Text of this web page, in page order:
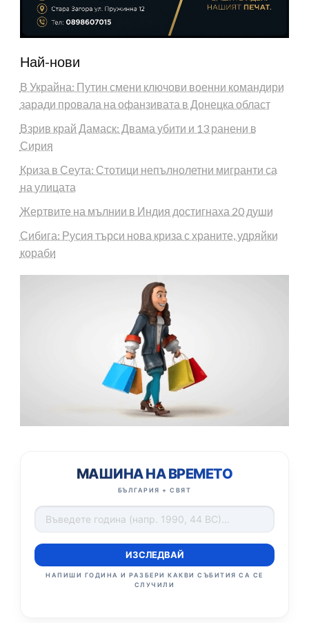
Най-нови
В Украйна: Путин смени ключови военни командири
заради провала на офанзивата в Донецка област
Взрив край Дамаск: Двама убити и 13 ранени в
Сирия
Криза в Сеута: Стотици непълнолетни мигранти са
на улицата
Жертвите на мълнии в Индия достигнаха 20 души
Сибига: Русия търси нова криза с храните, удряйки
кораби
МАШИНА НА ВРЕМЕТО
БЪЛГАРИЯ + СВЯТ
ИЗСЛЕДВАЙ
НАПИШИ ГОДИНА И РАЗБЕРИ КАКВИ СЪБИТИЯ СА СЕ
СЛУЧИЛИ